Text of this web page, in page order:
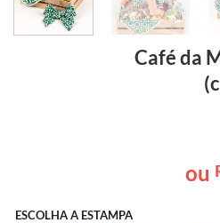
Café da
ou
ESCOLHA A ESTAMPA